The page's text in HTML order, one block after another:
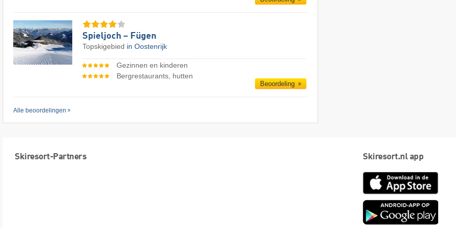
Spieljoch – Fügen
Topskigebied in Oostenrijk
Gezinnen en kinderen
Bergrestaurants, hutten
Beoordeling
Alle beoordelingen
Skiresort-Partners Skiresort.nl app
App